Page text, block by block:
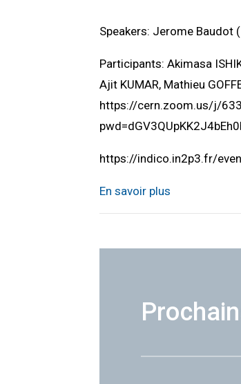
Speakers: Jerome Baudot
Participants: Akimasa
Ajit KUMAR, Mathieu
https://cern.zoom.us/j/
https://indico.in2p3.fr/
En savoir plus